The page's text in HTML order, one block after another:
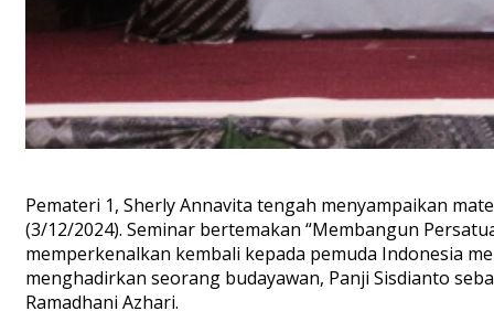
Pemateri 1, Sherly Annavita tengah menyampaikan
(3/12/2024). Seminar bertemakan “Membangun
memperkenalkan kembali kepada pemuda Indonesia
menghadirkan seorang budayawan, Panji Sisdianto
Ramadhani Azhari.